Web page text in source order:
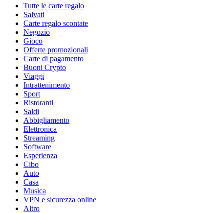
Tutte le carte regalo
Salvati
Carte regalo scontate
Negozio
Gioco
Offerte promozionali
Carte di pagamento
Buoni Crypto
Viaggi
Intrattenimento
Sport
Ristoranti
Saldi
Abbigliamento
Elettronica
Streaming
Software
Esperienza
Cibo
Auto
Casa
Musica
VPN e sicurezza online
Altro